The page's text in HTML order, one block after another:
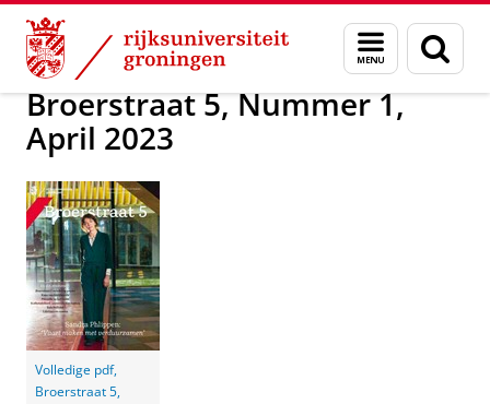
Skip
Content
Skip
Navigation
Menu
en
zoeken
Alumni Magazine Broerstraat 5 Broerstraat 5
Broerstraat 5, Nummer 1,
April 2023
Volledige pdf,
Broerstraat 5,